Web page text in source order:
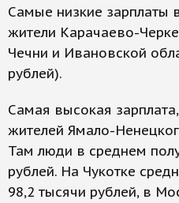
Самые низкие зарплаты
жители Карачаево-
Чечни и Ивановской
рублей).
Самая высокая
жителей Ямало-
Там люди в среднем
рублей. На Чукотке
98,2 тысячи рублей, в